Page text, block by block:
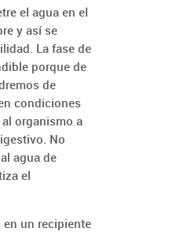
el agua en el
y así se
La fase de
porque de
de
condiciones
organismo a
No
agua de
el
un recipiente